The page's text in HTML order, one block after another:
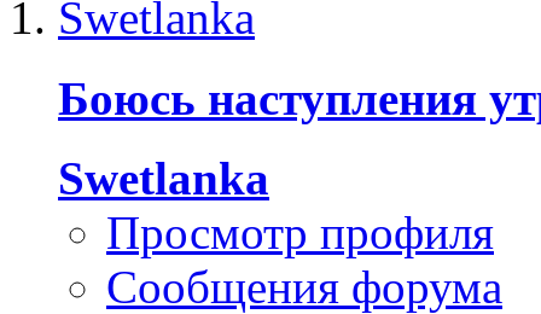
Боюсь наступления
Swetlanka
Просмотр профиля
Сообщения форума